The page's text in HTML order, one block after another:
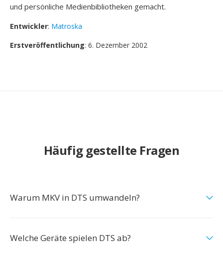
und persönliche Medienbibliotheken gemacht.
Entwickler: Matroska
Erstveröffentlichung: 6. Dezember 2002
Häufig gestellte Fragen
Warum MKV in DTS umwandeln?
Welche Geräte spielen DTS ab?